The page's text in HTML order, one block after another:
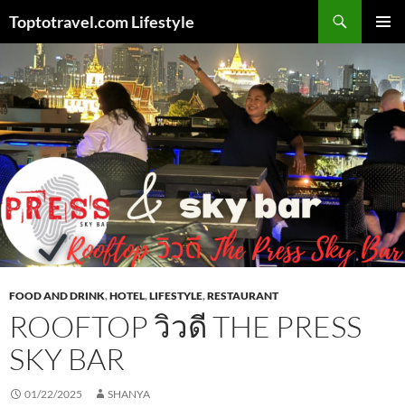
content
Toptotravel.com Lifestyle
FOOD AND DRINK,HOTEL,LIFESTYLE,RESTAURANT
ROOFTOP วิวดี THE PRESS
SKY BAR
01/22/2025 SHANYA